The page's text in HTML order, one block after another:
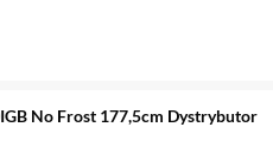
No Frost 177,5cm Dystrybutor